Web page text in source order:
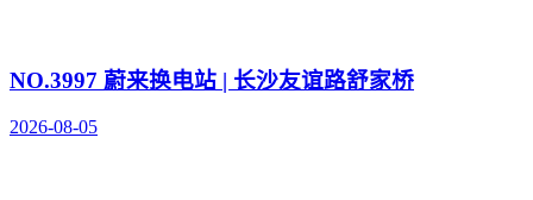
NO.3997 蔚来换电站 | 长沙友谊路舒家桥
2026-08-05